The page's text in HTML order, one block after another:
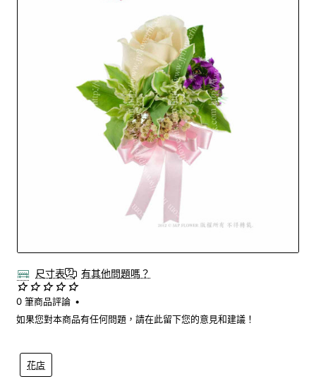
尺寸表 有其他問題嗎？
花店
0 筆商品評論 •
如果您對本商品有任何問題，請在此留下您的意見和建議！